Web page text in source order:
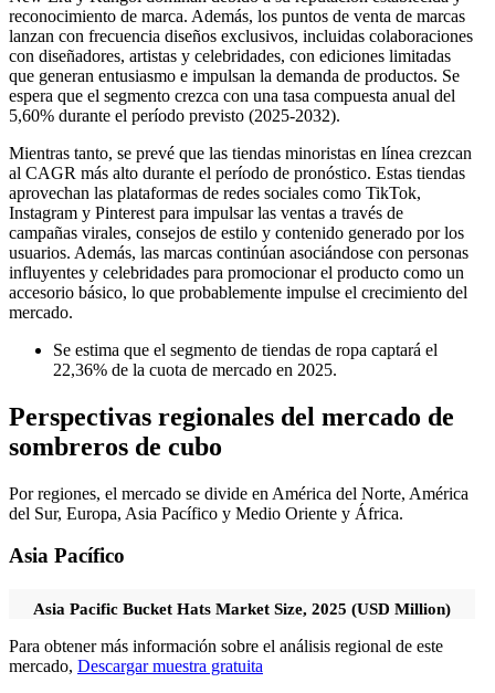
reconocimiento de marca. Además, los puntos de venta de marcas
lanzan con frecuencia diseños exclusivos, incluidas colaboraciones
con diseñadores, artistas y celebridades, con ediciones limitadas
que generan entusiasmo e impulsan la demanda de productos. Se
espera que el segmento crezca con una tasa compuesta anual del
5,60% durante el período previsto (2025-2032).
Mientras tanto, se prevé que las tiendas minoristas en línea crezcan
al CAGR más alto durante el período de pronóstico. Estas tiendas
aprovechan las plataformas de redes sociales como TikTok,
Instagram y Pinterest para impulsar las ventas a través de
campañas virales, consejos de estilo y contenido generado por los
usuarios. Además, las marcas continúan asociándose con personas
influyentes y celebridades para promocionar el producto como un
accesorio básico, lo que probablemente impulse el crecimiento del
mercado.
Se estima que el segmento de tiendas de ropa captará el
22,36% de la cuota de mercado en 2025.
Perspectivas regionales del mercado de
sombreros de cubo
Por regiones, el mercado se divide en América del Norte, América
del Sur, Europa, Asia Pacífico y Medio Oriente y África.
Asia Pacífico
Asia Pacific Bucket Hats Market Size, 2025 (USD Million)
Para obtener más información sobre el análisis regional de este
mercado, Descargar muestra gratuita